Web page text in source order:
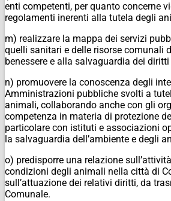
enti competenti, per quanto concerne
regolamenti inerenti alla tutela degli
m) realizzare la mappa dei servizi
quelli sanitari e delle risorse comunali
benessere e alla salvaguardia dei
n) promuovere la conoscenza degli
Amministrazioni pubbliche svolti a
animali, collaborando anche con gli
competenza in materia di protezione
particolare con istituti e associazioni
la salvaguardia dell’ambiente e degli
o) predisporre una relazione
condizioni degli animali nella città di
sull’attuazione dei relativi diritti, da
Comunale.